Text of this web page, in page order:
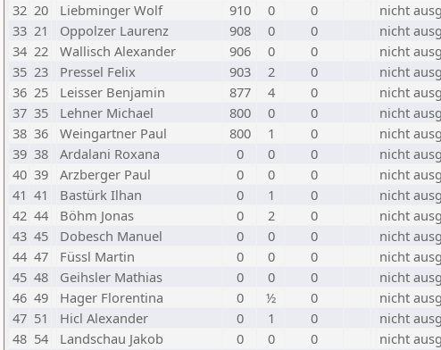
32 20 Liebminger Wolf 910 0 0
nicht
33 21 Oppolzer Laurenz 908 0 0
nicht
34 22 Wallisch Alexander 906 0 0
nicht
35 23 Pressel Felix 903 2 0
nicht
36 25 Leisser Benjamin 877 4 0
nicht
37 35 Lehner Michael 800 0 0
nicht
38 36 Weingartner Paul 800 1 0
nicht
39 38 Ardalani Roxana 0 0 0
nicht
40 39 Arzberger Paul 0 0 0
nicht
41 41 Bastürk Ilhan 0 1 0
nicht
42 44 Böhm Jonas 0 2 0
nicht
43 45 Dobesch Manuel 0 0 0
nicht
44 47 Füssl Martin 0 0 0
nicht
45 48 Geihsler Mathias 0 0 0
nicht
46 49 Hager Florentina 0 ½ 0
nicht
47 51 Hicl Alexander 0 1 0
nicht
48 54 Landschau Jakob 0 0 0
nicht